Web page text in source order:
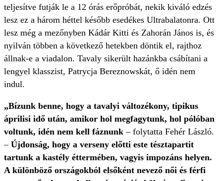
teljesítve futják le a 12 órás erőpróbát, nekik kiváló edzés
lesz ez a három héttel később esedékes Ultrabalatonra. Ott
lesz még a mezőnyben Kádár Kitti és Zahorán János is, és
nyilván többen a következő hetekben döntik el, rajthoz
állnak-e a viadalon. Tavaly sikerült hazánkba csábítani a
lengyel klasszist, Patrycja Bereznowskát, ő idén nem
indul.
„Bízunk benne, hogy a tavalyi változékony, tipikus
áprilisi idő után, amikor hol megfagytunk, hol pólóban
voltunk, idén nem kell fáznunk – folytatta Fehér László.
– Újdonság, hogy a verseny előtti este tésztapartit
tartunk a kastély éttermében, vagyis impozáns helyen.
A különböző országokból elsőként nevező női és férfi